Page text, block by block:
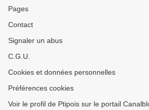
Pages
Contact
Signaler un abus
C.G.U.
Cookies et données personnelles
Préférences cookies
Voir le profil de Ptipois sur le portail